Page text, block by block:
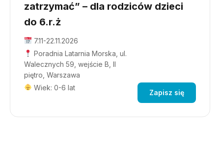
zatrzymać” – dla rodziców dzieci
do 6.r.ż
7.11-22.11.2026
Poradnia Latarnia Morska, ul.
Walecznych 59, wejście B, II
piętro, Warszawa
Wiek: 0-6 lat
Zapisz się